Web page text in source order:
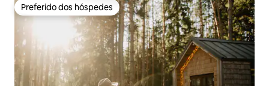
Preferido dos hóspedes
Preferido dos hóspedes